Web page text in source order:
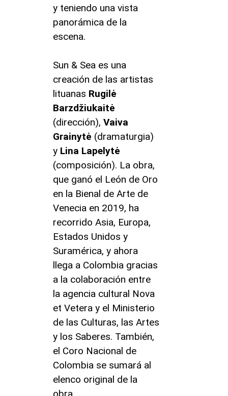
y teniendo una vista
panorámica de la
escena.
Sun & Sea es una
creación de las artistas
lituanas Rugilė
Barzdžiukaitė
(dirección), Vaiva
Grainytė (dramaturgia)
y Lina Lapelytė
(composición). La obra,
que ganó el León de Oro
en la Bienal de Arte de
Venecia en 2019, ha
recorrido Asia, Europa,
Estados Unidos y
Suramérica, y ahora
llega a Colombia gracias
a la colaboración entre
la agencia cultural Nova
et Vetera y el Ministerio
de las Culturas, las Artes
y los Saberes. También,
el Coro Nacional de
Colombia se sumará al
elenco original de la